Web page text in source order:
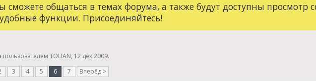
сможете общаться в темах форума, а также будут доступны просмотр
функции. Присоединяйтесь!
пользователем TOLIAN, 12 дек 2009.
3 4 5 6 7 Вперёд >